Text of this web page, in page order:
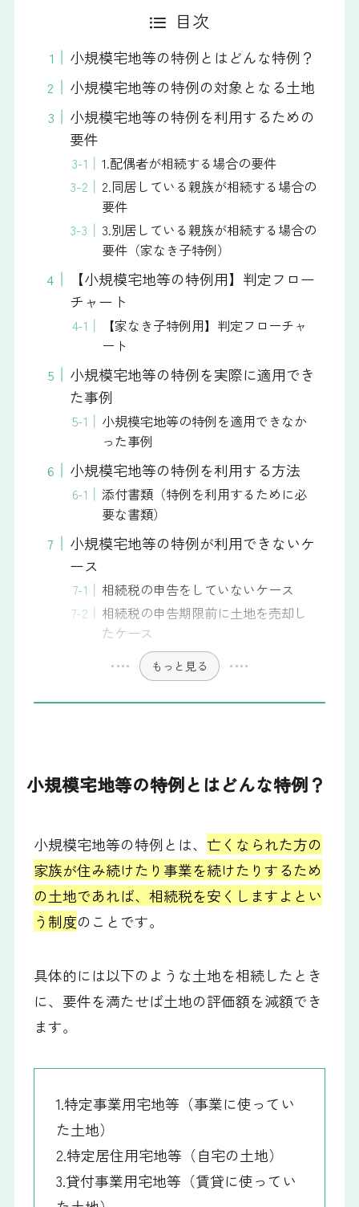
目次
小規模宅地等の特例とはどんな特例？
小規模宅地等の特例の対象となる土地
小規模宅地等の特例を利用するための
要件
1.配偶者が相続する場合の要件
2.同居している親族が相続する場合の
要件
3.別居している親族が相続する場合の
要件（家なき子特例）
【小規模宅地等の特例用】判定フロー
チャート
【家なき子特例用】判定フローチャ
ート
小規模宅地等の特例を実際に適用でき
た事例
小規模宅地等の特例を適用できなか
った事例
小規模宅地等の特例を利用する方法
添付書類（特例を利用するために必
要な書類）
小規模宅地等の特例が利用できないケ
ース
相続税の申告をしていないケース
相続税の申告期限前に土地を売却し
たケース
もっと見る
小規模宅地等の特例とはどんな特例？
小規模宅地等の特例とは、亡くなられた方の
家族が住み続けたり事業を続けたりするため
の土地であれば、相続税を安くしますよとい
う制度のことです。
具体的には以下のような土地を相続したとき
に、要件を満たせば土地の評価額を減額でき
ます。
1.特定事業用宅地等（事業に使ってい
た土地）
2.特定居住用宅地等（自宅の土地）
3.貸付事業用宅地等（賃貸に使ってい